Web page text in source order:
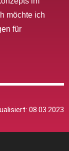
möchte ich
für
08.03.2023